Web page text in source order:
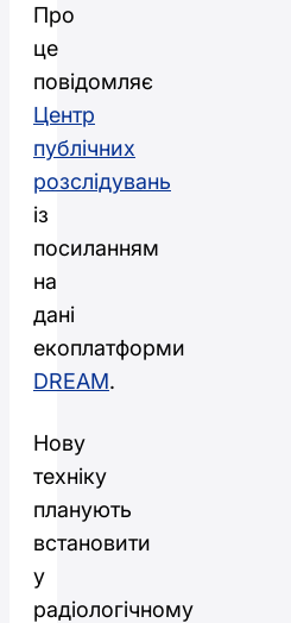
Про
це
повідомляє
Центр
публічних
розслідувань
із
посиланням
на
дані
екоплатформи
DREAM.
Нову
техніку
планують
встановити
у
радіологічному